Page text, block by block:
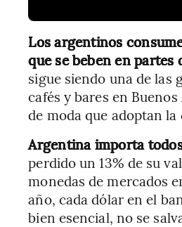
Los argentinos
que se beben en partes
sigue siendo una de las
cafés y bares en
de moda que adoptan
Argentina importa
perdido un 13% de su
monedas de mercados
año, cada dólar en el
bien esencial, no se